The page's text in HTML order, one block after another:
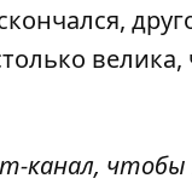
канал, чтобы